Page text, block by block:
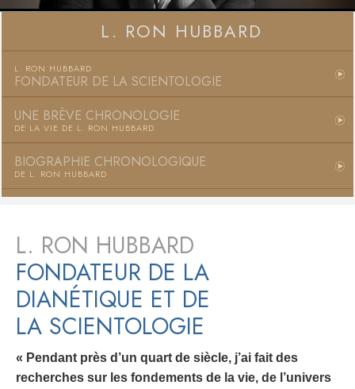
L. RON HUBBARD
L. RON HUBBARD
FONDATEUR DE LA SCIENTOLOGIE
UNE BRÈVE CHRONOLOGIE
DE LA VIE DE L. RON HUBBARD
BIOGRAPHIE CHRONOLOGIQUE
DE L. RON HUBBARD
L. RON HUBBARD
FONDATEUR DE LA
DIANÉTIQUE ET DE
LA SCIENTOLOGIE
« Pendant près d’un quart de siècle, j’ai fait des
recherches sur les fondements de la vie, de l’univers